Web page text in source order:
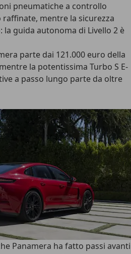
pneumatiche a controllo
mentre la sicurezza
la guida autonoma di Livello 2 è
parte dai 121.000 euro della
la potentissima Turbo S E-
a passo lungo parte da oltre
Panamera ha fatto passi avanti